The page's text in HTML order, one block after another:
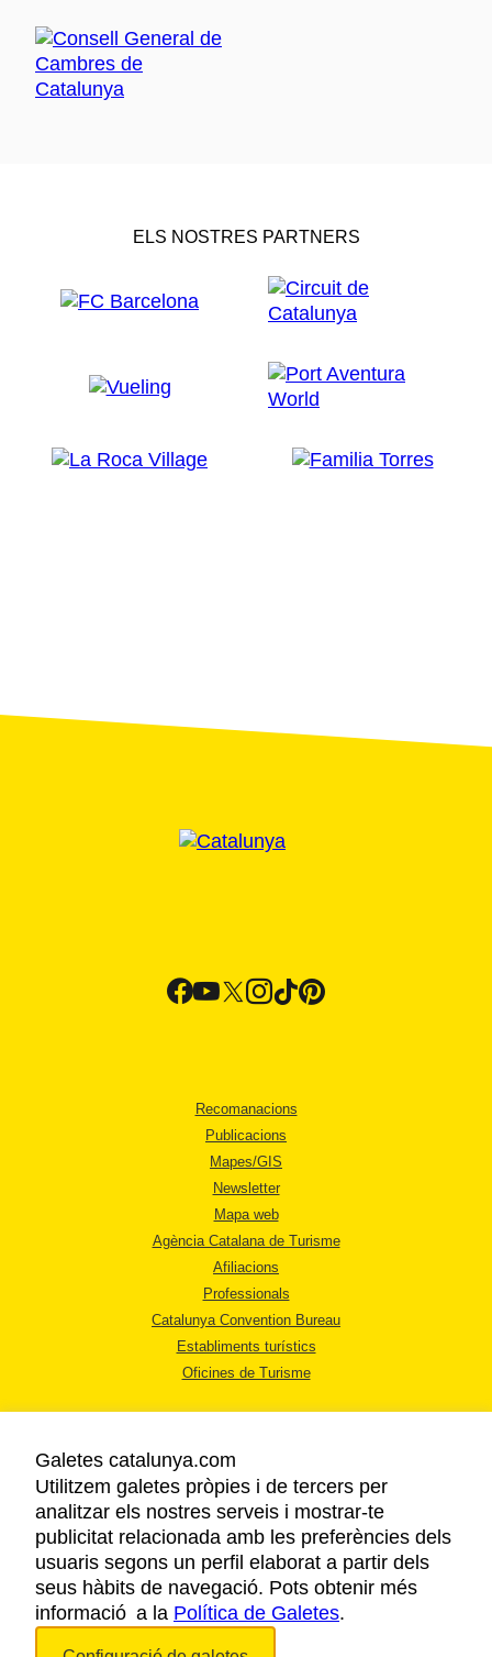
ELS NOSTRES PARTNERS
Recomanacions
Publicacions
Mapes/GIS
Newsletter
Mapa web
Agència Catalana de Turisme
Afiliacions
Professionals
Catalunya Convention Bureau
Establiments turístics
Oficines de Turisme
AVÍS LEGAL
POLÍTICA DE PRIVACITAT
COOKIES
ACCESSIBILITAT
Galetes catalunya.com
Utilitzem galetes pròpies i de tercers per
analitzar els nostres serveis i mostrar-te
publicitat relacionada amb les preferències dels
usuaris segons un perfil elaborat a partir dels
seus hàbits de navegació. Pots obtenir més
informació a la Política de Galetes.